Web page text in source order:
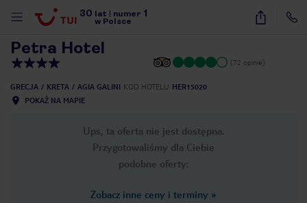
30 lat numer 1
w Polsce
15
Petra Hotel
(72 opinie)
GRECJA KRETA AGIA GALINI KOD HOTELU HER15020
POKAŻ NA MAPIE
Ups, ta oferta nie jest dostępna.
Przygotowaliśmy dla Ciebie
podobne oferty:
Zobacz inne ceny i terminy »